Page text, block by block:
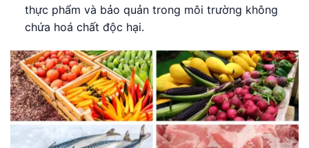
thực phẩm và bảo quản trong môi trường không
chứa hoá chất độc hại.